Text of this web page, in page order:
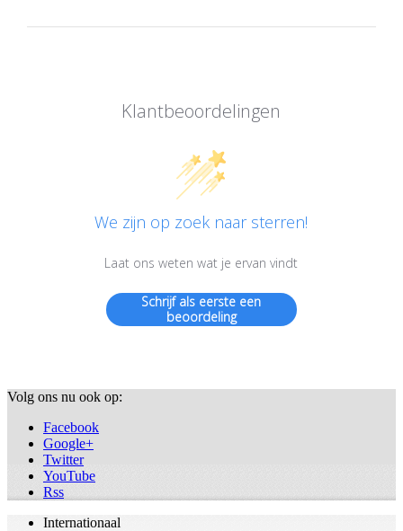
Klantbeoordelingen
We zijn op zoek naar sterren!
Laat ons weten wat je ervan vindt
Schrijf als eerste een
beoordeling
Volg ons nu ook op:
Facebook
Google+
Twitter
YouTube
Rss
Internationaal